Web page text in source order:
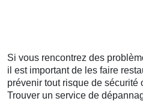
Si vous rencontrez des
il est important de les faire
prévenir tout risque de sécurité
Trouver un service de